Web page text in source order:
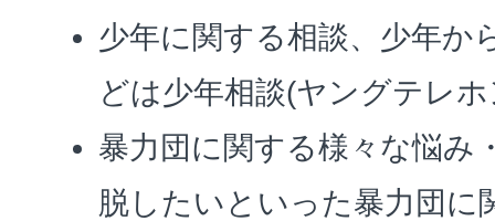
少年に関する相談、少年か
どは少年相談(ヤングテレ
暴力団に関する様々な悩み
脱したいといった暴力団に